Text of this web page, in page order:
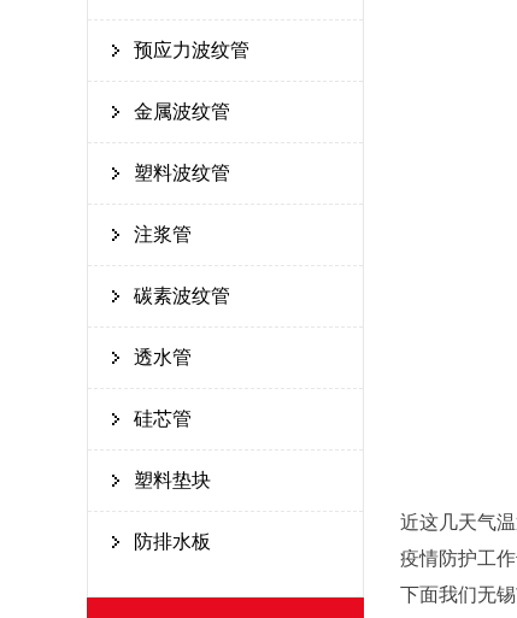
预应力波纹管
金属波纹管
塑料波纹管
注浆管
碳素波纹管
透水管
硅芯管
塑料垫块
防排水板
近这几天气
疫情防护工
下面我们无